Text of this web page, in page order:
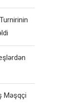
Məşqçi